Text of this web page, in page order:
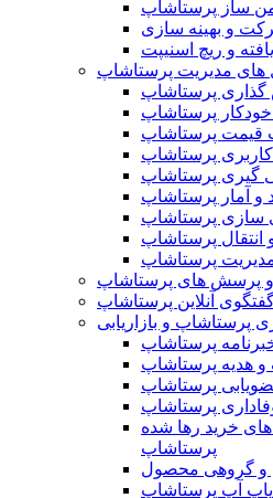
ساز پرستاشاپ
و ریچ اسنیپت
های مدیریت پرستاشاپ
پرستاشاپ
خودکار پرستاشاپ
قیمت پرستاشاپ
پرستاشاپ
گیری پرستاشاپ
و آمار پرستاشاپ
سازی پرستاشاپ
پرستاشاپ
مدیریت پرستاشاپ
پرسش های پرستاشاپ
آنلاین پرستاشاپ
پرستاشاپ و بازاریابی
پرستاشاپ
هدیه پرستاشاپ
پرستاشاپ
پرستاشاپ
خرید رها شده
پرستاشاپ
و گروهی محصول
آپ پرستاشاپ